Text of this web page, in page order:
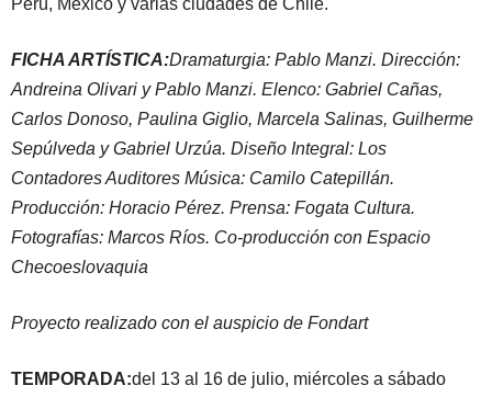
Perú, México y varias ciudades de Chile.
FICHA ARTÍSTICA:Dramaturgia: Pablo Manzi. Dirección:
Andreina Olivari y Pablo Manzi. Elenco: Gabriel Cañas,
Carlos Donoso, Paulina Giglio, Marcela Salinas, Guilherme
Sepúlveda y Gabriel Urzúa. Diseño Integral: Los
Contadores Auditores Música: Camilo Catepillán.
Producción: Horacio Pérez. Prensa: Fogata Cultura.
Fotografías: Marcos Ríos. Co-producción con Espacio
Checoeslovaquia
Proyecto realizado con el auspicio de Fondart
TEMPORADA:del 13 al 16 de julio, miércoles a sábado